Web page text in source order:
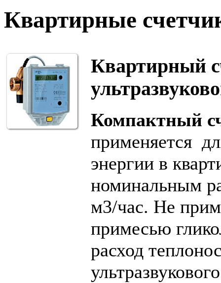
Квартирные
Квартирный
Компактный
применяется
энергии в
номинальным
м3/час. Не
примесью
расход